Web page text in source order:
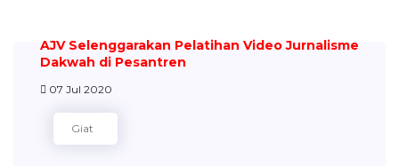
AJV Selenggarakan Pelatihan Video Jurnalisme
Dakwah di Pesantren
07 Jul 2020
Giat